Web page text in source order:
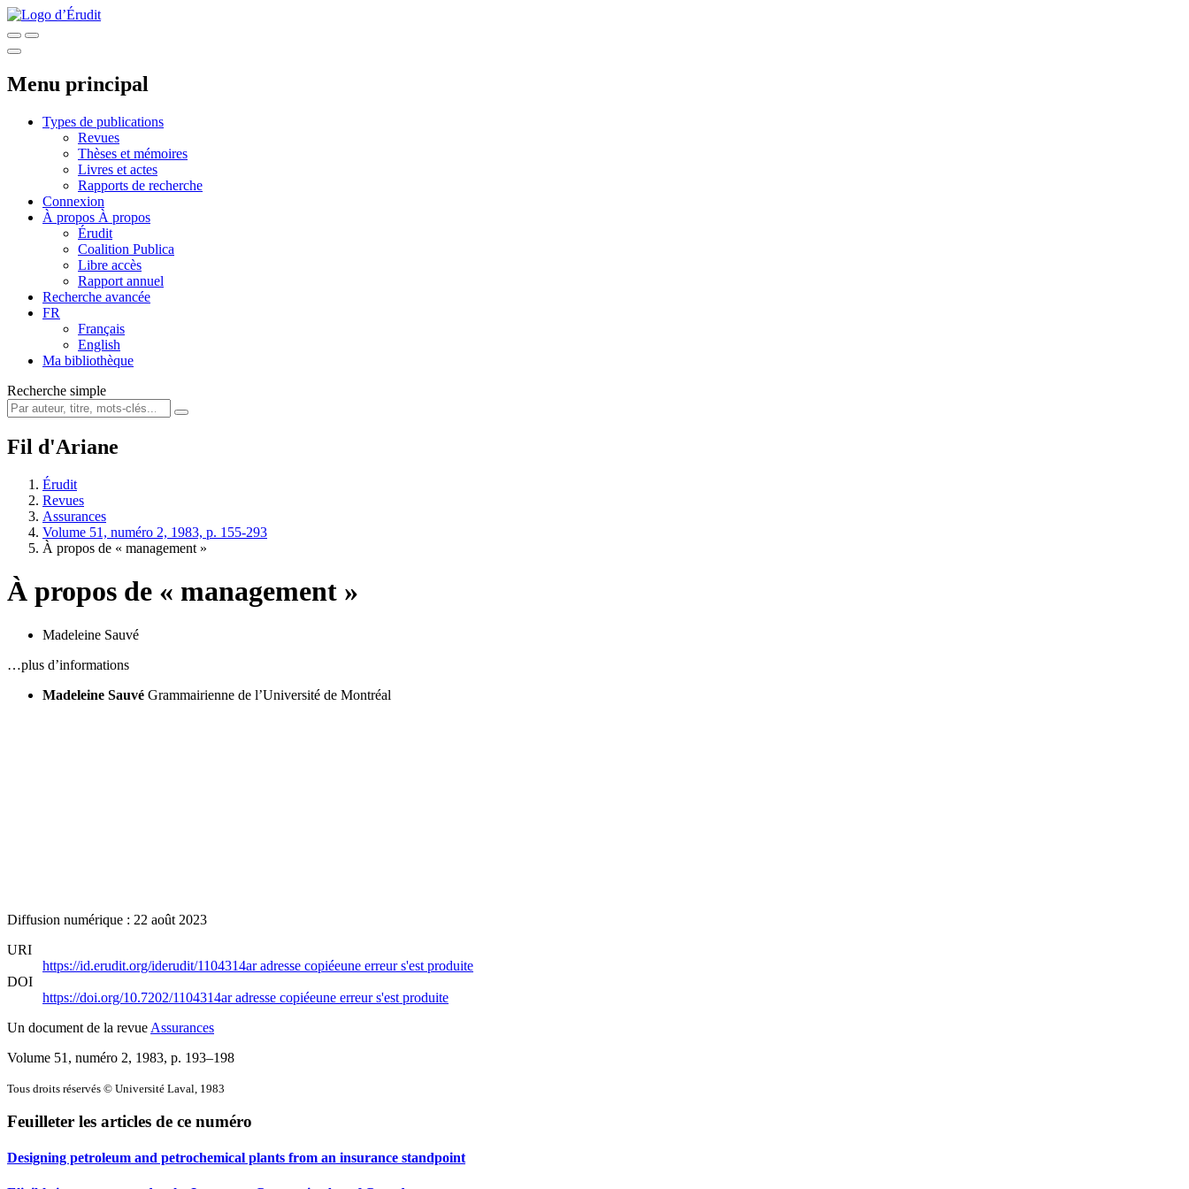
Menu principal
Types de publications
Revues
Thèses et mémoires
Livres et actes
Rapports de recherche
Connexion
À propos À propos
Érudit
Coalition Publica
Libre accès
Rapport annuel
Recherche avancée
FR
Français
English
Ma bibliothèque
Recherche simple
Fil d'Ariane
Érudit
Revues
Assurances
Volume 51, numéro 2, 1983, p. 155-293
À propos de « management »
À propos de « management »
Madeleine Sauvé
…plus d’informations
Madeleine Sauvé Grammairienne de l’Université de Montréal
Diffusion numérique : 22 août 2023
URI
https://id.erudit.org/iderudit/1104314aradresse copiéeune erreur s'est produite
DOI
https://doi.org/10.7202/1104314aradresse copiéeune erreur s'est produite
Un document de la revue Assurances
Volume 51, numéro 2, 1983, p. 193–198
Tous droits réservés © Université Laval, 1983
Feuilleter les articles de ce numéro
Designing petroleum and petrochemical plants from an insurance standpoint